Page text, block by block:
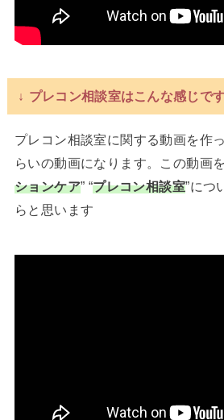
↓ プレコン相談室はこんな感じで
プレコン相談室に関する動画を作
らいの動画になります。この動画
ションケア” “プレコン相談室”につ
らと思います